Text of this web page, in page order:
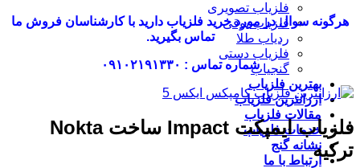
فلزیاب تصویری
فلزیاب بوقی
ردیاب طلا
فلزیاب دستی
گنجیاب
بهترین فلزیاب
ارزانترین فلزیاب
مقالات فلزیاب
خدمات فلزیاب
نشانه گنج
ارتباط با ما
هرگونه سوال در مورد خرید فلزیاب دارید با کارشناسان فروش ما
تماس بگیرید.
شماره تماس : ۰۹۱۰۲۱۹۱۳۳۰
فلزیاب ایمپکت Impact ساخت Nokta
ترکیه